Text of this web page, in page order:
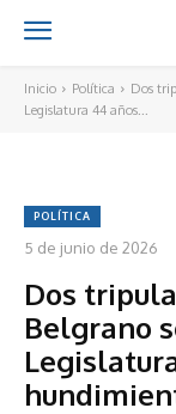
Inicio Política
Dos
Legislatura 44 años...
POLÍTICA
5 de junio de 2026
Dos
Belgrano